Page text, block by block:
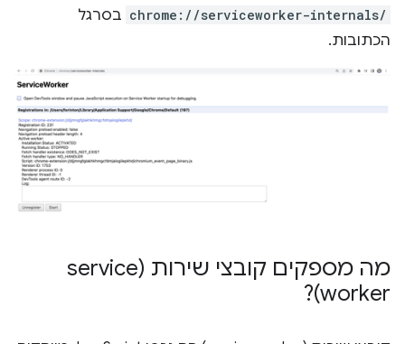
chrome://serviceworker-internals/ בסרגל
הכתובות.
מה מספקים קובצי שירות (service
worker)?